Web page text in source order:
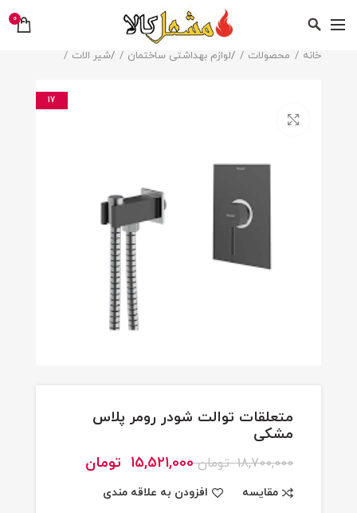
0
خانه محصولات /لوازم بهداشتی ساختمان /شیر الات
17
متعلقات توالت شودر رومر پلاس
مشکی
18,700,000 تومان15,521,000 تومان
مقایسه افزودن به علاقه مندی